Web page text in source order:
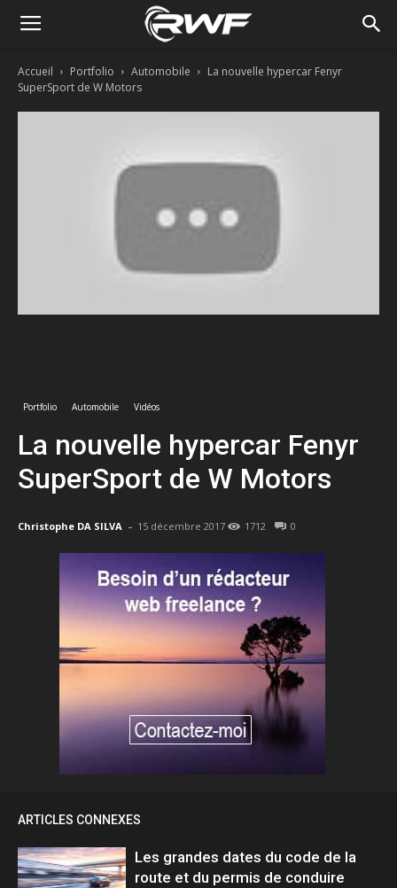
Accueil Portfolio Automobile
La nouvelle hypercar Fenyr
SuperSport de W Motors
Portfolio Automobile Vidéos
La nouvelle hypercar Fenyr
SuperSport de W Motors
Christophe DA SILVA - 15 décembre 2017 1712 0
ARTICLES CONNEXES
Les grandes dates du code de la
route et du permis de conduire